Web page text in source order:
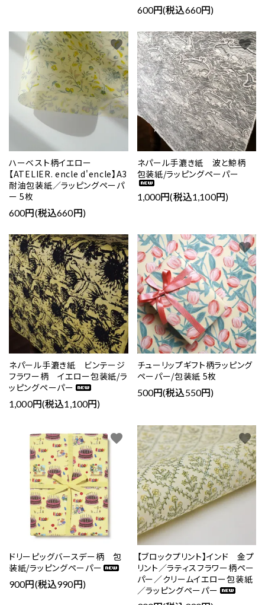
600円(税込660円)
ハーベスト柄イエロー
【ATELIER. encle d'encle】A3
耐油包装紙／ラッピングペーパ
ー 5枚
600円(税込660円)
favorite
ネパール手漉き紙 波と鯨柄
包装紙/ラッピングペーパー
1,000円(税込1,100円)
favorite
ネパール手漉き紙 ビンテージ
フラワー柄 イエロー包装紙/ラ
ッピングペーパー
1,000円(税込1,100円)
favorite
チューリップギフト柄ラッピング
ペーパー/包装紙 5枚
500円(税込550円)
favorite
ドリーピッグバースデー柄 包
装紙/ラッピングペーパー
900円(税込990円)
favorite
【ブロックプリント】インド 金プ
リント／ラティスフラワー柄ペー
パー／クリームイエロー包装紙
／ラッピングペーパー
favorite